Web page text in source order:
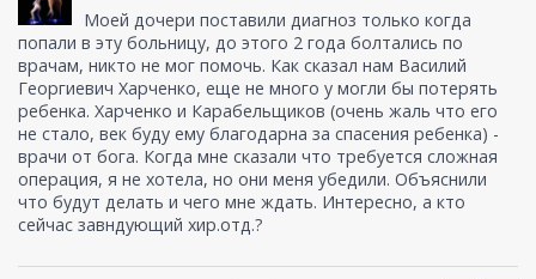
Моей дочери поставили диагноз только когда
попали в эту больницу, до этого 2 года болтались по
врачам, никто не мог помочь. Как сказал нам Василий
Георгиевич Харченко, еще не много у могли бы потерять
ребенка. Харченко и Карабельщиков (очень жаль что его
не стало, век буду ему благодарна за спасения ребенка) -
врачи от бога. Когда мне сказали что требуется сложная
операция, я не хотела, но они меня убедили. Объяснили
что будут делать и чего мне ждать. Интересно, а кто
сейчас завндующий хир.отд.?